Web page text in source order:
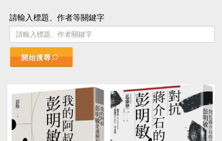
請輸入標題、作者等關鍵字
開始搜尋